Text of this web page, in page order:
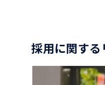
採用に関する